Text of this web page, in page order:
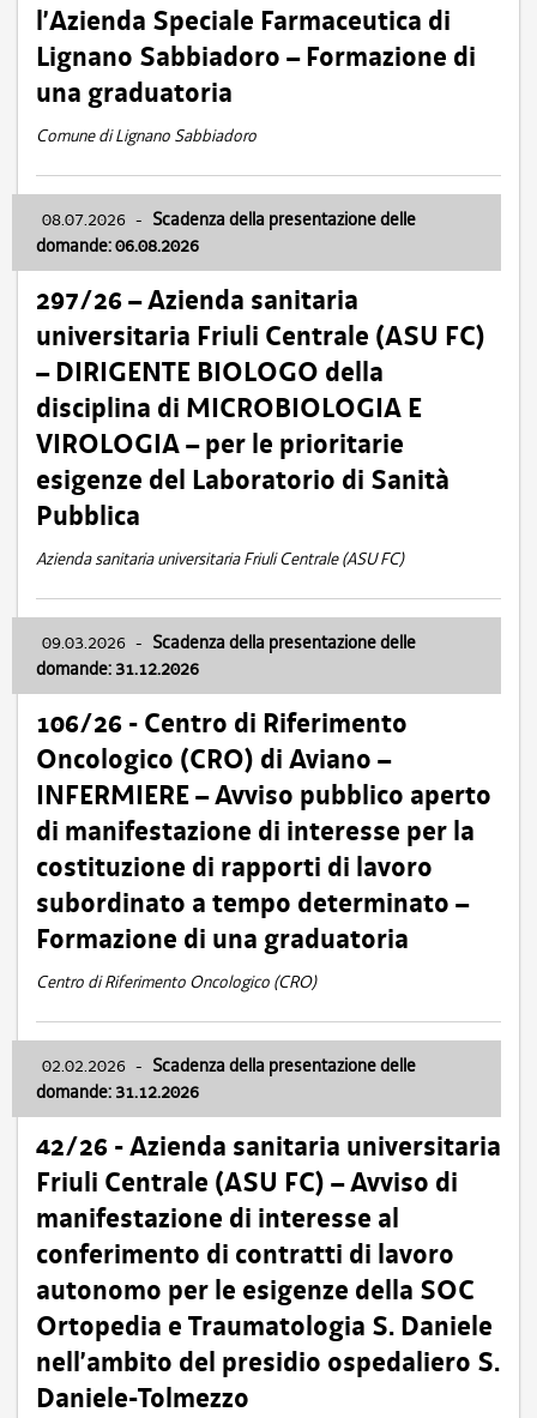
l’Azienda Speciale Farmaceutica di
Lignano Sabbiadoro – Formazione di
una graduatoria
Comune di Lignano Sabbiadoro
08.07.2026 - Scadenza della presentazione delle
domande: 06.08.2026
297/26 – Azienda sanitaria
universitaria Friuli Centrale (ASU FC)
– DIRIGENTE BIOLOGO della
disciplina di MICROBIOLOGIA E
VIROLOGIA – per le prioritarie
esigenze del Laboratorio di Sanità
Pubblica
Azienda sanitaria universitaria Friuli Centrale (ASU FC)
09.03.2026 - Scadenza della presentazione delle
domande: 31.12.2026
106/26 - Centro di Riferimento
Oncologico (CRO) di Aviano –
INFERMIERE – Avviso pubblico aperto
di manifestazione di interesse per la
costituzione di rapporti di lavoro
subordinato a tempo determinato –
Formazione di una graduatoria
Centro di Riferimento Oncologico (CRO)
02.02.2026 - Scadenza della presentazione delle
domande: 31.12.2026
42/26 - Azienda sanitaria universitaria
Friuli Centrale (ASU FC) – Avviso di
manifestazione di interesse al
conferimento di contratti di lavoro
autonomo per le esigenze della SOC
Ortopedia e Traumatologia S. Daniele
nell’ambito del presidio ospedaliero S.
Daniele-Tolmezzo